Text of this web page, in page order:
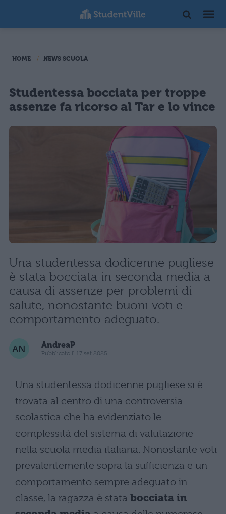
HOME NEWS SCUOLA
Studentessa bocciata per troppe
assenze fa ricorso al Tar e lo vince
Una studentessa dodicenne pugliese
è stata bocciata in seconda media a
causa di assenze per problemi di
salute, nonostante buoni voti e
comportamento adeguato.
AndreaP
Pubblicato il 17 set 2025
Una studentessa dodicenne pugliese si è
trovata al centro di una controversia
scolastica che ha evidenziato le
complessità del sistema di valutazione
nella scuola media italiana. Nonostante voti
prevalentemente sopra la sufficienza e un
comportamento sempre adeguato in
classe, la ragazza è stata bocciata in